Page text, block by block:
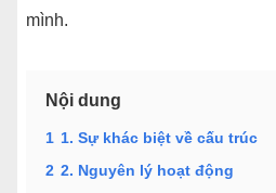
mình.
Nội dung
1 1. Sự khác biệt về cấu trúc
2 2. Nguyên lý hoạt động